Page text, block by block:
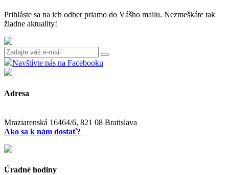
Prihláste sa na ich odber priamo do Vášho mailu. Nezmeškáte tak
žiadne aktuality!
Navštívte nás na Facebooku
Adresa
Mraziarenská 16464/6, 821 08 Bratislava
Ako sa k nám dostať?
Úradné hodiny